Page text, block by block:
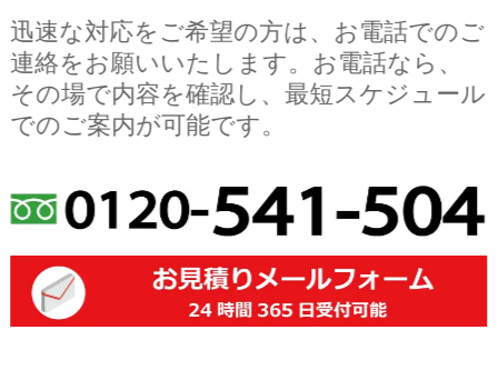
迅速な対応をご希望の方は、お電話でのご
連絡をお願いいたします。お電話なら、
その場で内容を確認し、最短スケジュール
でのご案内が可能です。